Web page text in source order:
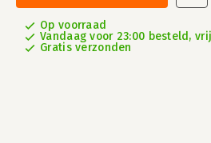
Op voorraad
Vandaag voor 23:00 besteld,
Gratis verzonden